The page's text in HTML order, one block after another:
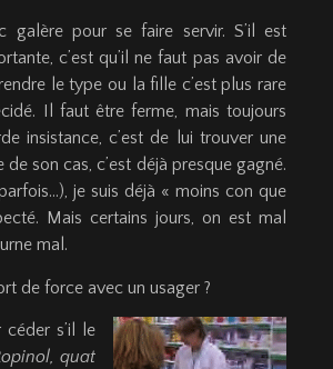
galère pour se faire servir. S’il est
c’est qu’il ne faut pas avoir de
le type ou la fille c’est plus rare
Il faut être ferme, mais toujours
insistance, c’est de lui trouver une
son cas, c’est déjà presque gagné.
je suis déjà « moins con que
Mais certains jours, on est mal
mal.
de force avec un usager ?
céder s’il le
quat